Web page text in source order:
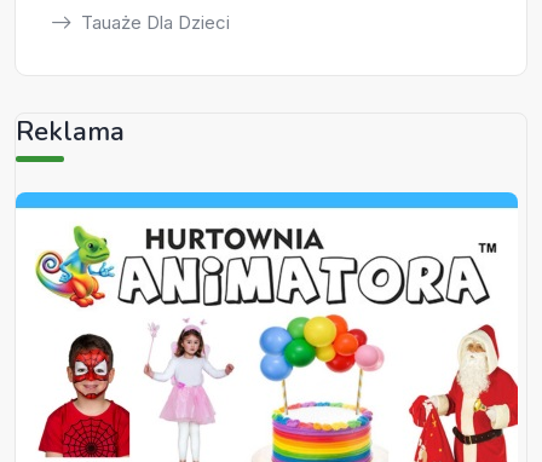
Tauaże Dla Dzieci
Reklama